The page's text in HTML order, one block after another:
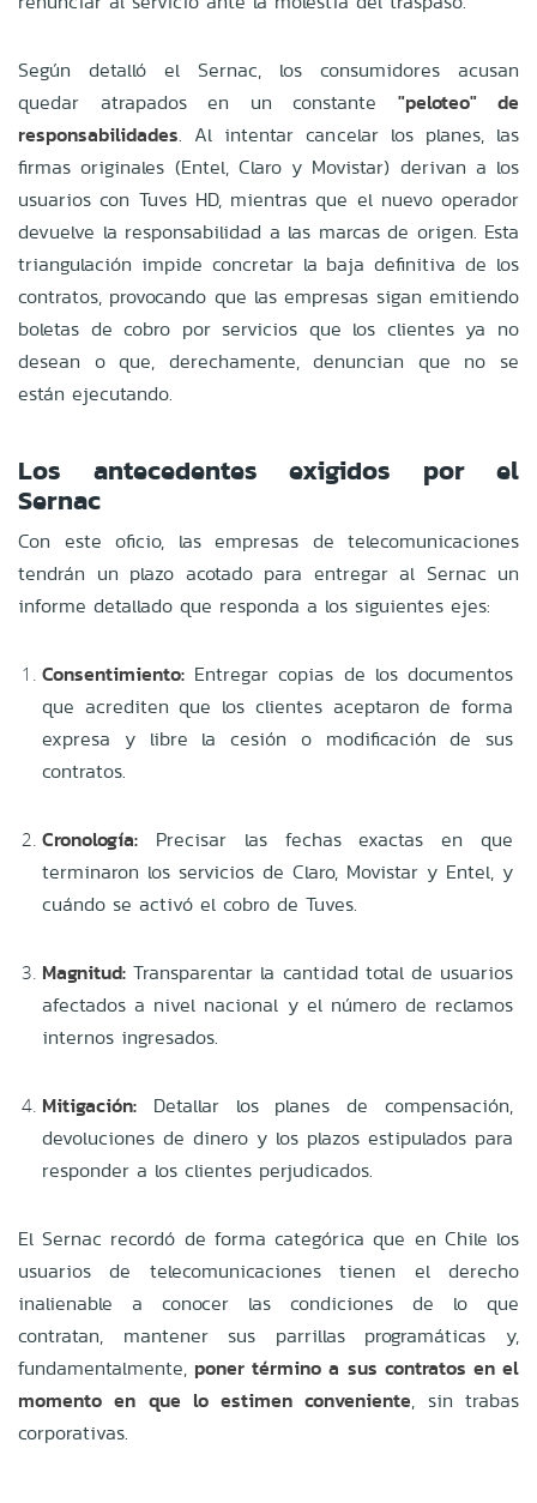
Según detalló el Sernac, los consumidores acusan
quedar atrapados en un constante "peloteo" de
responsabilidades. Al intentar cancelar los planes, las
firmas originales (Entel, Claro y Movistar) derivan a los
usuarios con Tuves HD, mientras que el nuevo operador
devuelve la responsabilidad a las marcas de origen. Esta
triangulación impide concretar la baja definitiva de los
contratos, provocando que las empresas sigan emitiendo
boletas de cobro por servicios que los clientes ya no
desean o que, derechamente, denuncian que no se
están ejecutando.
Los antecedentes exigidos por el
Sernac
Con este oficio, las empresas de telecomunicaciones
tendrán un plazo acotado para entregar al Sernac un
informe detallado que responda a los siguientes ejes:
Consentimiento: Entregar copias de los documentos
que acrediten que los clientes aceptaron de forma
expresa y libre la cesión o modificación de sus
contratos.
Cronología: Precisar las fechas exactas en que
terminaron los servicios de Claro, Movistar y Entel, y
cuándo se activó el cobro de Tuves.
Magnitud: Transparentar la cantidad total de usuarios
afectados a nivel nacional y el número de reclamos
internos ingresados.
Mitigación: Detallar los planes de compensación,
devoluciones de dinero y los plazos estipulados para
responder a los clientes perjudicados.
El Sernac recordó de forma categórica que en Chile los
usuarios de telecomunicaciones tienen el derecho
inalienable a conocer las condiciones de lo que
contratan, mantener sus parrillas programáticas y,
fundamentalmente, poner término a sus contratos en el
momento en que lo estimen conveniente, sin trabas
corporativas.